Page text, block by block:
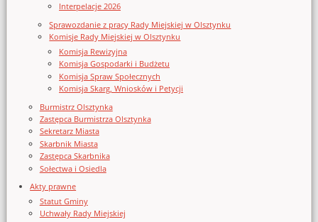
Interpelacje 2026
Sprawozdanie z pracy Rady Miejskiej w Olsztynku
Komisje Rady Miejskiej w Olsztynku
Komisja Rewizyjna
Komisja Gospodarki i Budżetu
Komisja Spraw Społecznych
Komisja Skarg, Wniosków i Petycji
Burmistrz Olsztynka
Zastępca Burmistrza Olsztynka
Sekretarz Miasta
Skarbnik Miasta
Zastępca Skarbnika
Sołectwa i Osiedla
Akty prawne
Statut Gminy
Uchwały Rady Miejskiej